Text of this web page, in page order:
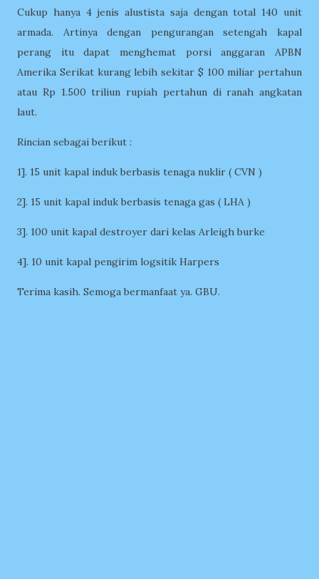
Cukup hanya 4 jenis alustista saja dengan total 140 unit
armada. Artinya dengan pengurangan setengah kapal
perang itu dapat menghemat porsi anggaran APBN
Amerika Serikat kurang lebih sekitar $ 100 miliar pertahun
atau Rp 1.500 triliun rupiah pertahun di ranah angkatan
laut.
Rincian sebagai berikut :
1]. 15 unit kapal induk berbasis tenaga nuklir ( CVN )
2]. 15 unit kapal induk berbasis tenaga gas ( LHA )
3]. 100 unit kapal destroyer dari kelas Arleigh burke
4]. 10 unit kapal pengirim logsitik Harpers
Terima kasih. Semoga bermanfaat ya. GBU.